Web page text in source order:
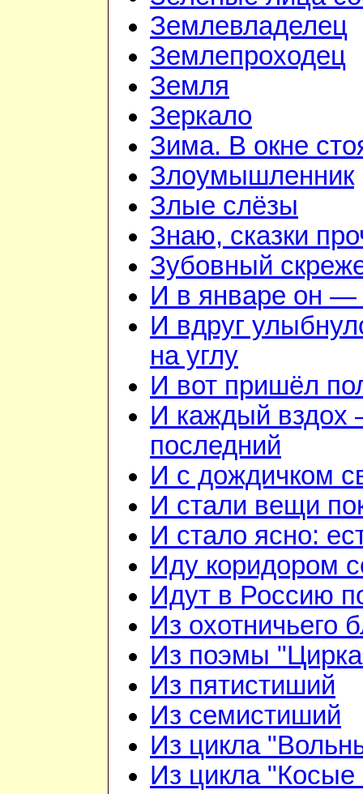
Землевладелец
Землепроходец
Земля
Зеркало
Зима. В окне
Злоумышленник
Злые слёзы
Знаю, сказки
Зубовный
И в январе он —
И вдруг
на углу
И вот пришёл
И каждый вздох
последний
И с дождичком
И стали вещи
И стало ясно:
Иду коридором
Идут в Россию
Из охотничьего
Из поэмы
Из пятистиший
Из семистиший
Из цикла
Из цикла "Косые